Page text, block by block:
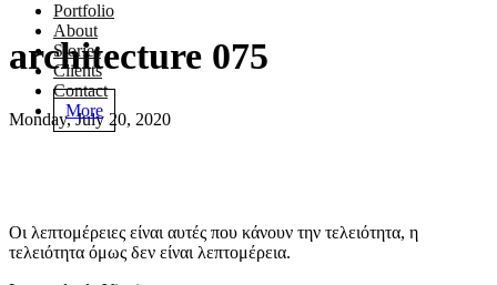
Portfolio
About
Stories
Clients
Contact
More
architecture 075
Monday, July 20, 2020
Οι λεπτομέρειες είναι αυτές που κάνουν την τελειότητα, η
τελειότητα όμως δεν είναι λεπτομέρεια.